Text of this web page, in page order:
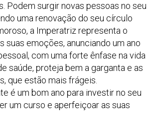
Podem surgir novas pessoas no seu
uma renovação do seu círculo
a Imperatriz representa o
suas emoções, anunciando um ano
com uma forte ênfase na vida
saúde, proteja bem a garganta e as
que estão mais frágeis.
é um bom ano para investir no seu
um curso e aperfeiçoar as suas